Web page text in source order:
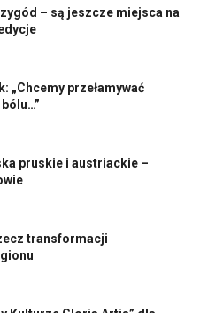
– są jeszcze miejsca na
„Chcemy przełamywać
pruskie i austriackie –
transformacji